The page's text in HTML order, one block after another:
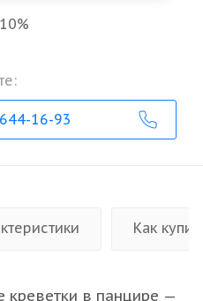
16-93
Как
в панцире —